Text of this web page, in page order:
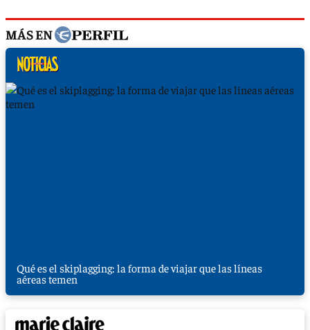
MÁS EN
Qué es el skiplagging: la forma de viajar que las líneas
aéreas temen